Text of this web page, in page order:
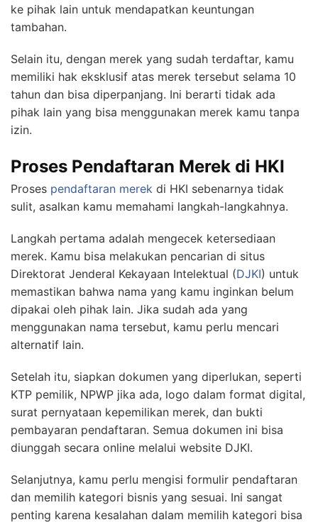
ke pihak lain untuk mendapatkan keuntungan
tambahan.
Selain itu, dengan merek yang sudah terdaftar, kamu
memiliki hak eksklusif atas merek tersebut selama 10
tahun dan bisa diperpanjang. Ini berarti tidak ada
pihak lain yang bisa menggunakan merek kamu tanpa
izin.
Proses Pendaftaran Merek di HKI
Proses pendaftaran merek di HKI sebenarnya tidak
sulit, asalkan kamu memahami langkah-langkahnya.
Langkah pertama adalah mengecek ketersediaan
merek. Kamu bisa melakukan pencarian di situs
Direktorat Jenderal Kekayaan Intelektual (DJKI) untuk
memastikan bahwa nama yang kamu inginkan belum
dipakai oleh pihak lain. Jika sudah ada yang
menggunakan nama tersebut, kamu perlu mencari
alternatif lain.
Setelah itu, siapkan dokumen yang diperlukan, seperti
KTP pemilik, NPWP jika ada, logo dalam format digital,
surat pernyataan kepemilikan merek, dan bukti
pembayaran pendaftaran. Semua dokumen ini bisa
diunggah secara online melalui website DJKI.
Selanjutnya, kamu perlu mengisi formulir pendaftaran
dan memilih kategori bisnis yang sesuai. Ini sangat
penting karena kesalahan dalam memilih kategori bisa